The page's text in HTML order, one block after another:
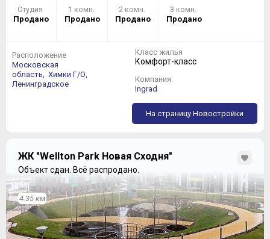
Студия
Продано
1 комн.
Продано
2 комн.
Продано
3 комн.
Продано
Расположение
Московская
область, Химки Г/О,
Ленинградское
Класс жилья
Комфорт-класс
Компания
Ingrad
На страницу Новостройки
ЖК "Wellton Park Новая Сходня"
Объект сдан. Всё распродано.
4.35 км